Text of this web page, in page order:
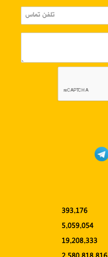
393,176
5,059,054
19,208,333